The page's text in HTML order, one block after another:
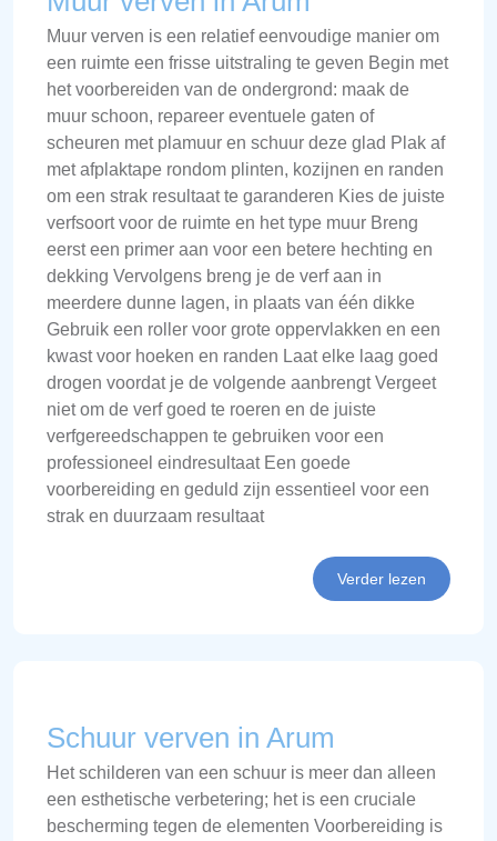
Muur verven is een relatief eenvoudige manier om
een ruimte een frisse uitstraling te geven Begin met
het voorbereiden van de ondergrond: maak de
muur schoon, repareer eventuele gaten of
scheuren met plamuur en schuur deze glad Plak af
met afplaktape rondom plinten, kozijnen en randen
om een strak resultaat te garanderen Kies de juiste
verfsoort voor de ruimte en het type muur Breng
eerst een primer aan voor een betere hechting en
dekking Vervolgens breng je de verf aan in
meerdere dunne lagen, in plaats van één dikke
Gebruik een roller voor grote oppervlakken en een
kwast voor hoeken en randen Laat elke laag goed
drogen voordat je de volgende aanbrengt Vergeet
niet om de verf goed te roeren en de juiste
verfgereedschappen te gebruiken voor een
professioneel eindresultaat Een goede
voorbereiding en geduld zijn essentieel voor een
strak en duurzaam resultaat
Verder lezen
Schuur verven in Arum
Het schilderen van een schuur is meer dan alleen
een esthetische verbetering; het is een cruciale
bescherming tegen de elementen Voorbereiding is